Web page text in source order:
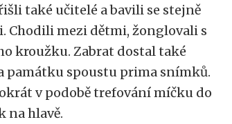
také učitelé a bavili se stejně
Chodili mezi dětmi, žonglovali s
kroužku. Zabrat dostal také
památku spoustu prima snímků.
v podobě trefování míčku do
na hlavě.